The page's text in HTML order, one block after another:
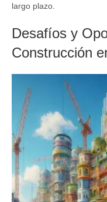
largo plazo.
Desafíos y
Construcción